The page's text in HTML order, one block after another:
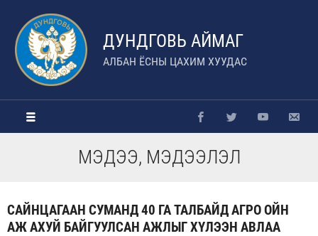
ДУНДГОВЬ АЙМАГ
АЛБАН ЁСНЫ ЦАХИМ ХУУДАС
МЭДЭЭ, МЭДЭЭЛЭЛ
САЙНЦАГААН СУМАНД 40 ГА ТАЛБАЙД АГРО ОЙН
АЖ АХУЙ БАЙГУУЛСАН АЖЛЫГ ХҮЛЭЭН АВЛАА